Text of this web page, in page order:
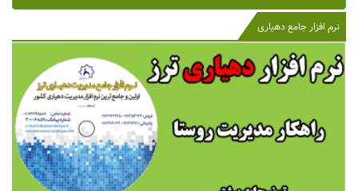
نرم افزار جامع دهیاری